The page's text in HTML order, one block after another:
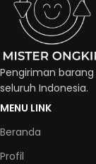
Pengiriman
seluruh Indonesia.
MENU LINK
Beranda
Profil